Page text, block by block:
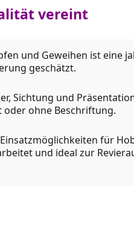
vereint
und Geweihen ist eine
geschätzt.
Sichtung und
ohne Beschriftung.
für
und ideal zur